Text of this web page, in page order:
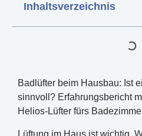
Inhaltsverzeichnis
Badlüfter beim Hausbau: Ist
sinnvoll? Erfahrungsbericht
Helios-Lüfter fürs
Lüftung im Haus ist wichtig.